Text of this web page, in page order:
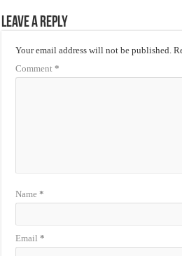
Leave a Reply
Your email address will not be published.
Comment*
Name*
Email*